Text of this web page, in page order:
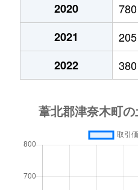
2020
780
2021
205
2022
380